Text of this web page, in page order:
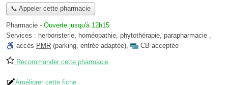
📞 Appeler cette pharmacie
Pharmacie - Ouverte jusqu'à 12h15
Services : herboristerie, homéopathie, phytothérapie, parapharmacie ,
accès PMR (parking, entrée adaptée), CB acceptée
Recommander cette pharmacie
Améliorer cette fiche